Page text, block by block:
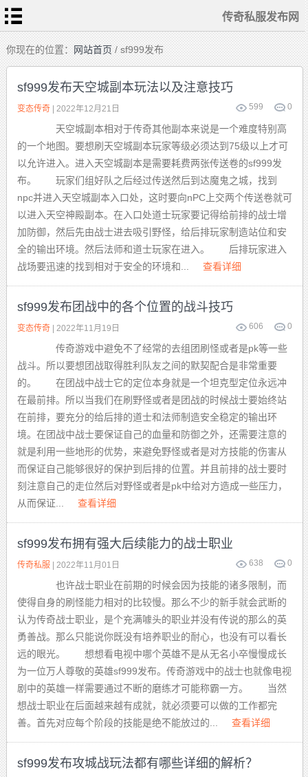
传奇私服发布网
首
页
传
奇
私
服
变
态
传
奇
1.76
复
古
迷
失
传
奇
单
职
业
传
奇
你现在的位置：网站首页/ sf999发布
sf999发布天空城副本玩法以及注意技巧
599 0
变态传奇| 2022年12月21日
天空城副本相对于传奇其他副本来说是一个难度特别高
的一个地图。要想刷天空城副本玩家等级必须达到75级以上才可
以允许进入。进入天空城副本是需要耗费两张传送卷的sf999发
布。 玩家们组好队之后经过传送然后到达魔鬼之城，找到
npc并进入天空城副本入口处，这时要向nPC上交两个传送卷就可
以进入天空神殿副本。在入口处道士玩家要记得给前排的战士增
加防御，然后先由战士进去吸引野怪，给后排玩家制造站位和安
全的输出环境。然后法师和道士玩家在进入。 后排玩家进入
战场要迅速的找到相对于安全的环境和...
查看详细
sf999发布团战中的各个位置的战斗技巧
606 0
变态传奇| 2022年11月19日
传奇游戏中避免不了经常的去组团刷怪或者是pk等一些
战斗。所以要想团战取得胜利队友之间的默契配合是非常重要
的。 在团战中战士它的定位本身就是一个坦克型定位永远冲
在最前排。所以当我们在刷野怪或者是团战的时候战士要始终站
在前排，要充分的给后排的道士和法师制造安全稳定的输出环
境。在团战中战士要保证自己的血量和防御之外，还需要注意的
就是利用一些地形的优势，来避免野怪或者是对方技能的伤害从
而保证自己能够很好的保护到后排的位置。并且前排的战士要时
刻注意自己的走位然后对野怪或者是pk中给对方造成一些压力，
从而保证...
查看详细
sf999发布拥有强大后续能力的战士职业
638 0
传奇私服| 2022年11月01日
也许战士职业在前期的时候会因为技能的诸多限制，而
使得自身的刷怪能力相对的比较慢。那么不少的新手就会武断的
认为传奇战士职业，是个充满噱头的职业并没有传说的那么的英
勇善战。那么只能说你既没有培养职业的耐心，也没有可以看长
远的眼光。 想想看电视中哪个英雄不是从无名小卒慢慢成长
为一位万人尊敬的英雄sf999发布。传奇游戏中的战士也就像电视
剧中的英雄一样需要通过不断的磨练才可能称霸一方。 当然
想战士职业在后面越来越有成就，就必须要可以做的工作都完
善。首先对应每个阶段的技能是绝不能放过的...
查看详细
sf999发布攻城战玩法都有哪些详细的解析？